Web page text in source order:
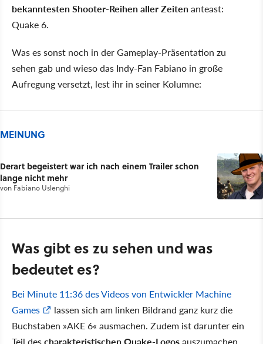
bekanntesten Shooter-Reihen aller Zeitenanteast:
Quake 6.
Was es sonst noch in der Gameplay-Präsentation zu
sehen gab und wieso das Indy-Fan Fabiano in große
Aufregung versetzt, lest ihr in seiner Kolumne:
MEINUNG
Derart begeistert war ich nach einem Trailer schon
lange nicht mehr
von Fabiano Uslenghi
Was gibt es zu sehen und was
bedeutet es?
Bei Minute 11:36 des Videos von Entwickler Machine
Games
lassen sich am linken Bildrand ganz kurz die
Buchstaben »AKE 6« ausmachen. Zudem ist darunter ein
Teil descharakteristischen Quake-Logosauszumachen